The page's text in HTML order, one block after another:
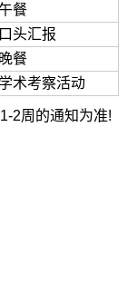
餐
口头汇报
晚餐
学术考察活动
2周的通知为准!